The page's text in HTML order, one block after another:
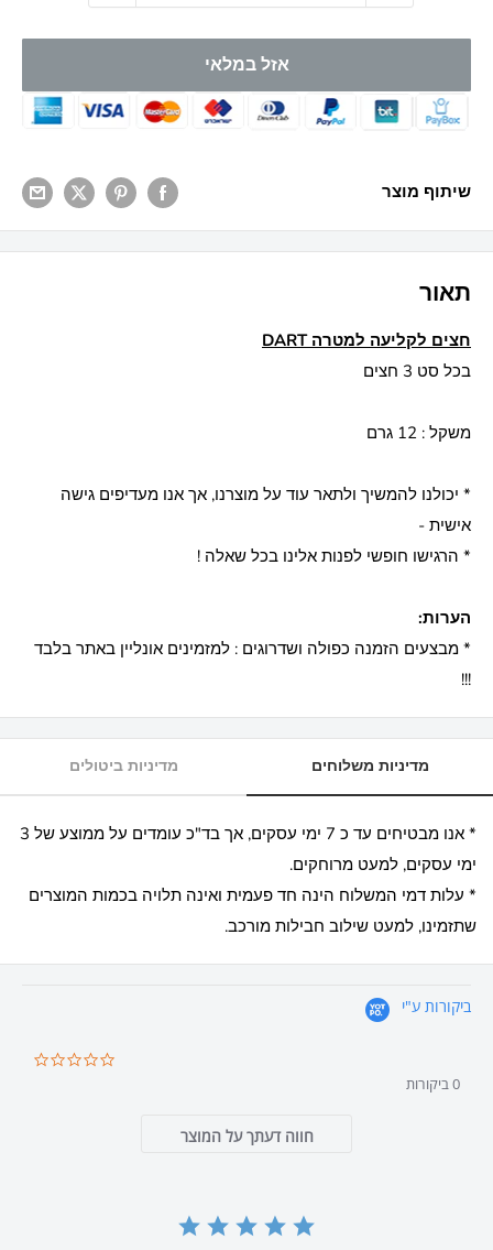
אזל במלאי
שיתוף מוצר
תאור
חצים לקליעה למטרה DART
בכל סט 3 חצים
משקל : 12 גרם
* יכולנו להמשיך ולתאר עוד על מוצרנו, אך אנו מעדיפים גישה
אישית -
* הרגישו חופשי לפנות אלינו בכל שאלה !
הערות:
* מבצעים הזמנה כפולה ושדרוגים : למזמינים אונליין באתר בלבד
!!!
מדיניות משלוחים מדיניות ביטולים
* אנו מבטיחים עד כ 7 ימי עסקים, אך בד"כ עומדים על ממוצע של 3
ימי עסקים, למעט מרוחקים.
* עלות דמי המשלוח הינה חד פעמית ואינה תלויה בכמות המוצרים
שתזמינו, למעט שילוב חבילות מורכב.
ביקורות ע"י
0 ביקורות
חווה דעתך על המוצר